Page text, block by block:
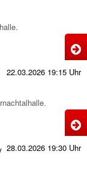
22.03.2026 19:15 Uhr
28.03.2026 19:30 Uhr